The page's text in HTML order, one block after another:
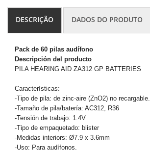
DESCRIÇÃO DADOS DO PRODUTO
Pack de 60 pilas audífono
Descripción del producto
PILA HEARING AID ZA312 GP BATTERIES
Características:
-Tipo de pila: de zinc-aire (ZnO2) no recargable.
-Tamaño de pila/batería: AC312, R36
-Tensión de trabajo: 1.4V
-Tipo de empaquetado: blister
-Medidas interiors: Ø7.9 x 3.6mm
-Uso: Para audífonos.